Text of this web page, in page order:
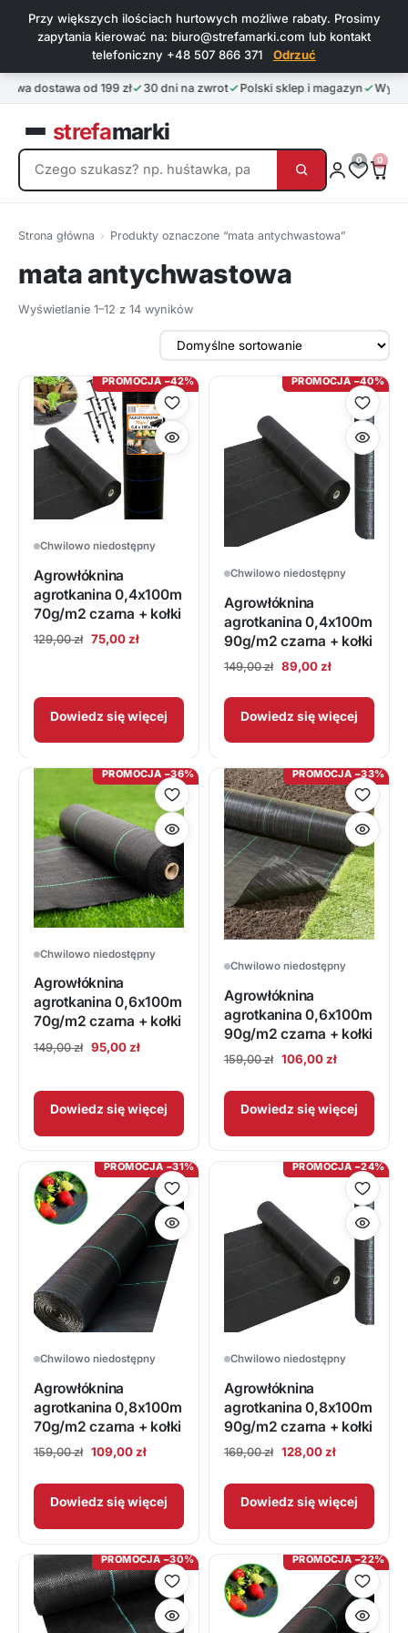
Przy większych ilościach hurtowych możliwe rabaty. Prosimy
zapytania kierować na: biuro@strefamarki.com lub kontakt
telefoniczny +48 507 866 371
Odrzuć
dostawa od 199 zł 30 dni na zwrot Polski sklep i magazyn
strefamarki
0 0
Strona główna › Produkty oznaczone “mata antychwastowa”
mata antychwastowa
Wyświetlanie 1–12 z 14 wyników
PROMOCJA −42%
Chwilowo niedostępny
Agrowłóknina
agrotkanina 0,4x100m
70g/m2 czarna + kołki
129,00zł Pierwotna
75,00złAktualna
Dowiedz się więcej
PROMOCJA −40%
Chwilowo niedostępny
Agrowłóknina
agrotkanina 0,4x100m
90g/m2 czarna + kołki
149,00zł Pierwotna
wynosiła:
149,00 zł.
89,00złAktualna
wynosi:
89,00 zł.
Dowiedz się więcej
PROMOCJA −36%
Chwilowo niedostępny
Agrowłóknina
agrotkanina 0,6x100m
70g/m2 czarna + kołki
149,00zł Pierwotna
149,00 zł.
95,00złAktualna
95,00 zł.
Dowiedz się więcej
PROMOCJA −33%
Chwilowo niedostępny
Agrowłóknina
agrotkanina 0,6x100m
90g/m2 czarna + kołki
159,00zł Pierwotna
wynosiła:
159,00 zł.
106,00złAktualna
wynosi:
106,00 zł.
Dowiedz się więcej
PROMOCJA −31%
Chwilowo niedostępny
Agrowłóknina
agrotkanina 0,8x100m
70g/m2 czarna + kołki
159,00zł Pierwotna
wynosiła:
159,00 zł.
109,00złAktualna
wynosi:
109,00 zł.
Dowiedz się więcej
PROMOCJA −24%
Chwilowo niedostępny
Agrowłóknina
agrotkanina 0,8x100m
90g/m2 czarna + kołki
169,00zł Pierwotna
wynosiła:
169,00 zł.
128,00złAktualna
wynosi:
128,00 zł.
Dowiedz się więcej
PROMOCJA −30% PROMOCJA −22%